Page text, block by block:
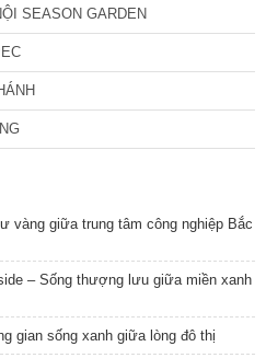
SEASON GARDEN
vàng giữa trung tâm công nghiệp Bắc
– Sống thượng lưu giữa miền xanh
gian sống xanh giữa lòng đô thị